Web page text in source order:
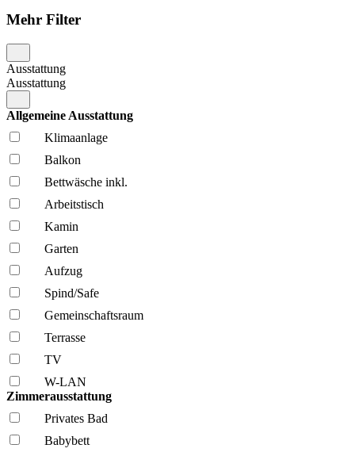
Mehr Filter
Ausstattung
Ausstattung
Allgemeine Ausstattung
Klima­anlage
Balkon
Bettwäsche inkl.
Arbeitstisch
Kamin
Garten
Aufzug
Spind/Safe
Gemeinschafts­raum
Terrasse
TV
W-LAN
Zimmerausstattung
Privates Bad
Babybett